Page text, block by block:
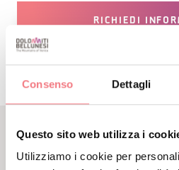
Consenso Dettagli
Questo sito web utilizza i
Utilizziamo i cookie per
RICHIEDI
EVENTI CORRELATI